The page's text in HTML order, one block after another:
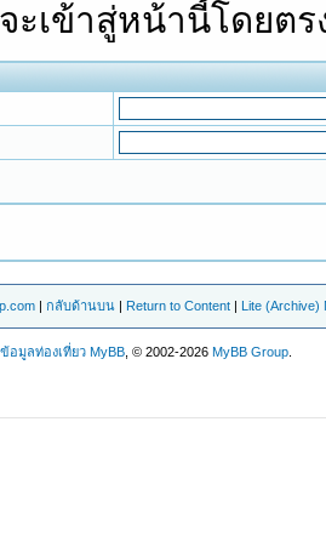
เข้าสู่หน้านี้โดยต
|กลับด้านบน | Return to Content | Lite (Archive)
ข้อมูลท่องเที่ยว MyBB , © 2002-2026MyBB Group